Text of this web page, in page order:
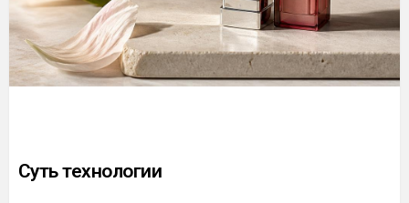
Суть технологии